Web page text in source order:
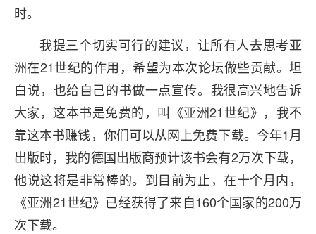
时。
我提三个切实可行的建议，让所有人去思考亚
洲在21世纪的作用，希望为本次论坛做些贡献。坦
白说，也给自己的书做一点宣传。我很高兴地告诉
大家，这本书是免费的，叫《亚洲21世纪》，我不
靠这本书赚钱，你们可以从网上免费下载。今年1月
出版时，我的德国出版商预计该书会有2万次下载，
他说这将是非常棒的。到目前为止，在十个月内，
《亚洲21世纪》已经获得了来自160个国家的200万
次下载。